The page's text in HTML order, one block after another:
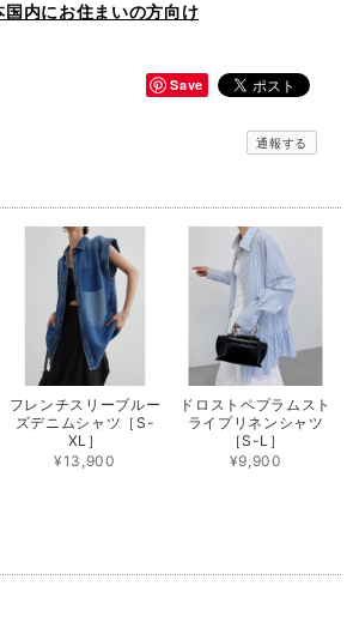
国内にお住まいの方向け
Save
通報する
フレンチスリーブルー
ズデニムシャツ［S-
XL］
¥13,900
ドロストペプラムスト
ライプリネンシャツ
［S-L］
¥9,900